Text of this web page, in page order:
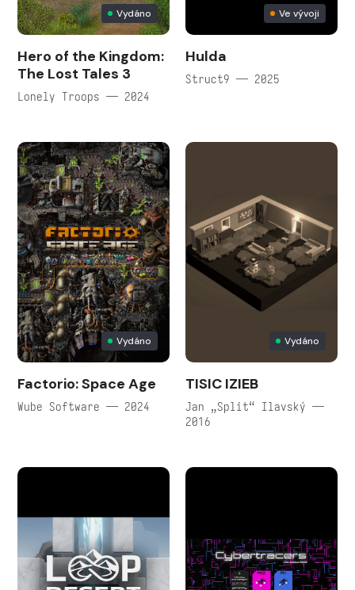
Vydáno
Hero of the Kingdom:
The Lost Tales 3
Lonely Troops — 2024
Ve vývoji
Hulda
Struct9 — 2025
Vydáno
Factorio: Space Age
Wube Software — 2024
Vydáno
TISIC IZIEB
Jan „Split“ Ilavský —
2016